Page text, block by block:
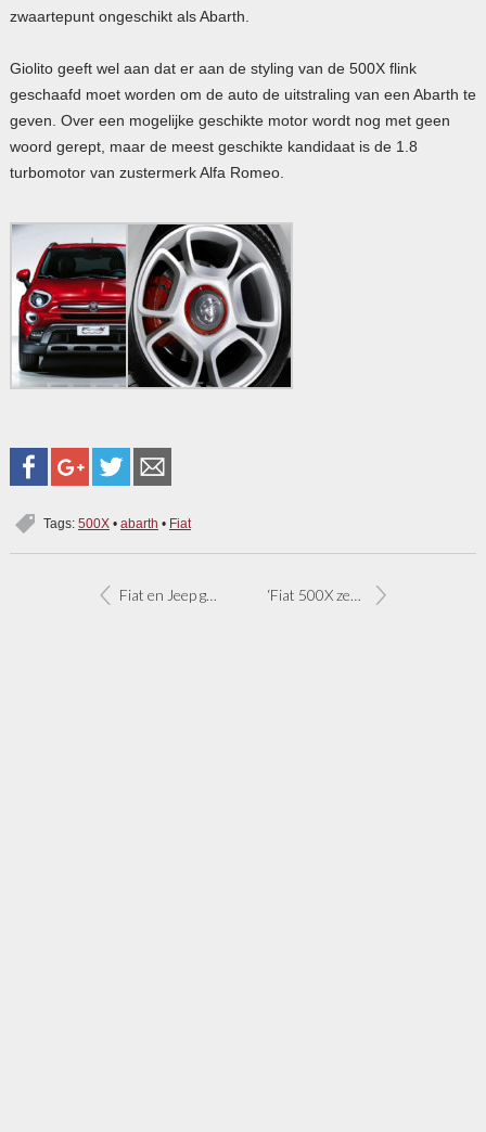
zwaartepunt ongeschikt als Abarth.
Giolito geeft wel aan dat er aan de styling van de 500X flink
geschaafd moet worden om de auto de uitstraling van een Abarth te
geven. Over een mogelijke geschikte motor wordt nog met geen
woord gerept, maar de meest geschikte kandidaat is de 1.8
turbomotor van zustermerk Alfa Romeo.
Tags: 500X• abarth • Fiat
Fiat en Jeep geven voorproefje Sema tuningshow ‘Fiat 500X zeer geschikt om Abarth-model van te maken’